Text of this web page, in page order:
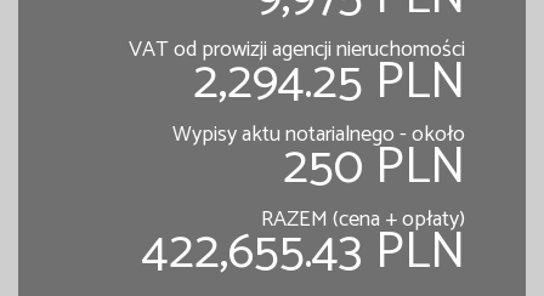
VAT od prowizji agencji nieruchomości
2,294.25 PLN
Wypisy aktu notarialnego - około
250 PLN
RAZEM (cena + opłaty)
422,655.43 PLN